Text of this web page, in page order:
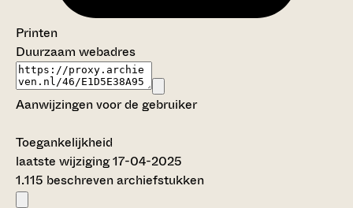
Printen
Duurzaam webadres
Aanwijzingen voor de gebruiker
Toegankelijkheid
laatste wijziging 17-04-2025
1.115 beschreven archiefstukken